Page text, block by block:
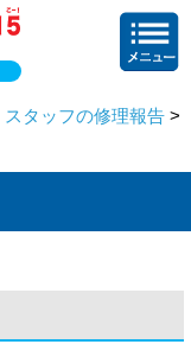
スタッフの修理報告 >